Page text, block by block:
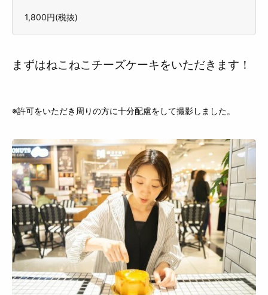
1,800円(税抜)
まずはねこねこチーズケーキをいただきます！
※許可をいただき周りの方に十分配慮をして撮影しました。